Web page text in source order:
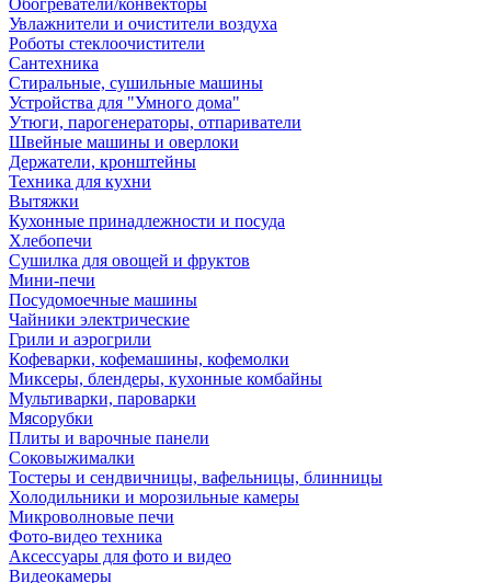
Обогреватели/конвекторы
Увлажнители и очистители воздуха
Роботы стеклоочистители
Сантехника
Стиральные, сушильные машины
Устройства для "Умного дома"
Утюги, парогенераторы, отпариватели
Швейные машины и оверлоки
Держатели, кронштейны
Техника для кухни
Вытяжки
Кухонные принадлежности и посуда
Хлебопечи
Сушилка для овощей и фруктов
Мини-печи
Посудомоечные машины
Чайники электрические
Грили и аэрогрили
Кофеварки, кофемашины, кофемолки
Миксеры, блендеры, кухонные комбайны
Мультиварки, пароварки
Мясорубки
Плиты и варочные панели
Соковыжималки
Тостеры и сендвичницы, вафельницы, блинницы
Холодильники и морозильные камеры
Микроволновые печи
Фото-видео техника
Аксессуары для фото и видео
Видеокамеры